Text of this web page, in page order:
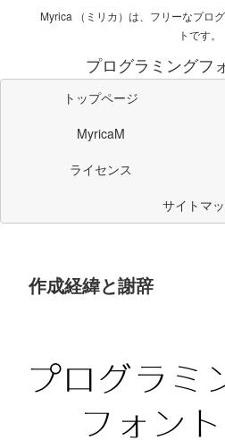
Myrica （ミリカ）は、フリーなプロ
トです。
プログラミングフ
トップページ
MyricaM
ライセンス
サイトマ
作成経緯と謝辞